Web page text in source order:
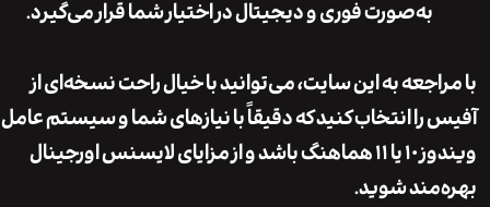
به‌صورت فوری و دیجیتال در اختیار شما قرار می‌گیرد.
به این سایت، می‌توانید با خیال راحت نسخه‌ای از
انتخاب کنید که دقیقاً با نیازهای شما و سیستم عامل
ویندوز ۱۰ یا ۱۱ هماهنگ باشد و از مزایای لایسنس اورجینال
شوید.